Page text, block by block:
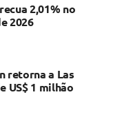
2,01% no
2026
retorna a Las
US$ 1 milhão